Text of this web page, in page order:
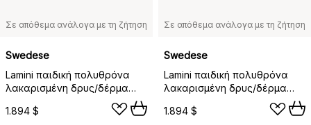
Σε απόθεμα ανάλογα με τη ζήτηση
Swedese
Lamini παιδική πολυθρόνα
λακαρισμένη δρυς/δέρμα
Σκανδιναβίας (γκρι)
1.894 $
Σε απόθεμα ανάλογα με τη ζήτηση
Swedese
Lamini παιδική πολυθρόνα
λακαρισμένη δρυς/δέρμα
(σκούρο γκρι)
1.894 $